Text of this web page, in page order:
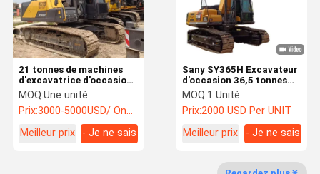
Aperçu Produits Vidéos
A Propos De
Contrôle De
Nouvelles
Sany SY365H Excavateur
d'occasion 36,5 tonnes
Sany 365 Excavateur
d'occasion
MOQ:1 Unité
Prix:2000 USD Per UNIT
Meilleur prix
- Je ne sais
21 tonnes de machines
d'excavatrice d'occasion
VOLVO 210 Excavatrice
utilisée
MOQ:Une unité
Prix:3000-5000USD/ One Unit
Meilleur prix
- Je ne sais